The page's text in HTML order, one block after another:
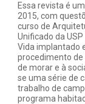
Essa revista é
2015, com
curso de
Unificado da
Vida implantado
procedimento de
de morar e à
se uma série de
trabalho de
programa